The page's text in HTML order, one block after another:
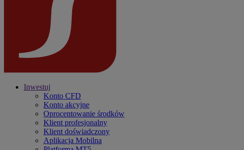
Inwestuj
Konto CFD
Konto akcyjne
Oprocentowanie środków
Klient profesjonalny
Klient doświadczony
Aplikacja Mobilna